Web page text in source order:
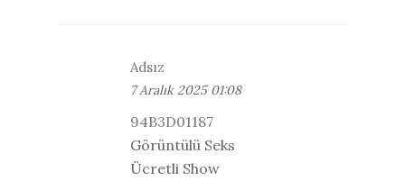
Adsız
7 Aralık 2025 01:08
94B3D01187
Görüntülü Seks
Ücretli Show